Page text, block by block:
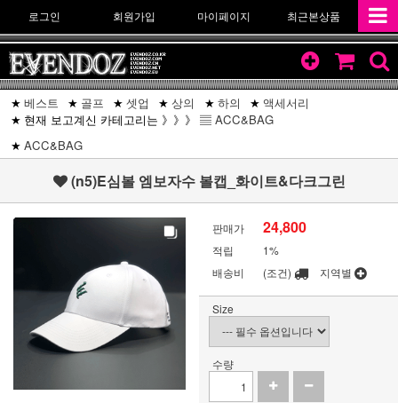
로그인 회원가입 마이페이지 최근본상품
베스트 골프 셋업 상의 하의
액세서리
현재 보고계신 카테고리는 》》》 ▤ ACC&BAG
ACC&BAG
(n5)E심볼 엠보자수 볼캡_화이트&다크그린
판매가 24,800
적립
1%
배송비
(조건) 지역별
Size
수량